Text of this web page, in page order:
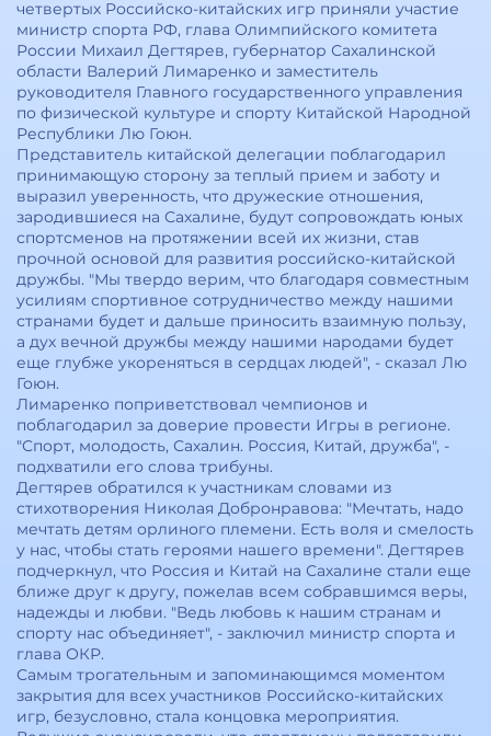
четвертых Российско-китайских игр приняли участие
министр спорта РФ, глава Олимпийского комитета
России Михаил Дегтярев, губернатор Сахалинской
области Валерий Лимаренко и заместитель
руководителя Главного государственного управления
по физической культуре и спорту Китайской Народной
Республики Лю Гоюн.
Представитель китайской делегации поблагодарил
принимающую сторону за теплый прием и заботу и
выразил уверенность, что дружеские отношения,
зародившиеся на Сахалине, будут сопровождать юных
спортсменов на протяжении всей их жизни, став
прочной основой для развития российско-китайской
дружбы. "Мы твердо верим, что благодаря совместным
усилиям спортивное сотрудничество между нашими
странами будет и дальше приносить взаимную пользу,
а дух вечной дружбы между нашими народами будет
еще глубже укореняться в сердцах людей", - сказал Лю
Гоюн.
Лимаренко поприветствовал чемпионов и
поблагодарил за доверие провести Игры в регионе.
"Спорт, молодость, Сахалин. Россия, Китай, дружба", -
подхватили его слова трибуны.
Дегтярев обратился к участникам словами из
стихотворения Николая Добронравова: "Мечтать, надо
мечтать детям орлиного племени. Есть воля и смелость
у нас, чтобы стать героями нашего времени". Дегтярев
подчеркнул, что Россия и Китай на Сахалине стали еще
ближе друг к другу, пожелав всем собравшимся веры,
надежды и любви. "Ведь любовь к нашим странам и
спорту нас объединяет", - заключил министр спорта и
глава ОКР.
Самым трогательным и запоминающимся моментом
закрытия для всех участников Российско-китайских
игр, безусловно, стала концовка мероприятия.